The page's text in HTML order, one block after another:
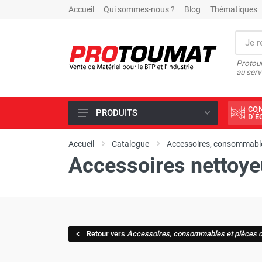
Accueil Qui sommes-nous ? Blog Thématiques
au
PROMOTIONS D'USINE
OUTILS DIAMANT
MALAXEUR
PRODUITS
Accueil Catalogue Accessoires,
Accessoires
Retour vers Accessoires, consommables et pièces